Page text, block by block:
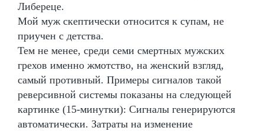
Либереце.
Мой муж скептически относится к супам, не
приучен с детства.
Тем не менее, среди семи смертных мужских
грехов именно жмотство, на женский взгляд,
самый противный. Примеры сигналов такой
реверсивной системы показаны на следующей
картинке (15-минутки): Сигналы генерируются
автоматически. Затраты на изменение